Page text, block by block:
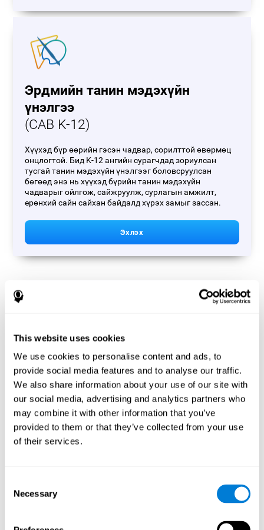
This website uses cookies
We use cookies to personalise content and ads, to
provide social media features and to analyse our traffic.
We also share information about your use of our site with
our social media, advertising and analytics partners who
may combine it with other information that you’ve
provided to them or that they’ve collected from your use
of their services.
Selection
Necessary
Эрдмийн танин мэдэхүйн
үнэлгээ
(CAB K-12)
Хүүхэд бүр өөрийн гэсэн чадвар, сорилттой өвөрмөц
онцлогтой. Бид K-12 ангийн сурагчдад зориулсан
тусгай танин мэдэхүйн үнэлгээг боловсруулсан
бөгөөд энэ нь хүүхэд бүрийн танин мэдэхүйн
чадварыг ойлгож, сайжруулж, сурлагын амжилт,
ерөнхий сайн сайхан байдалд хүрэх замыг зассан.
Эхлэх
Ашигтай харах талбарын тест
Энэхүү тестийг Ашигтай харааны талбайн тест (UFOV)
болон харааны талбайг хэмждэг мэдрэлийн
сэтгэлзүйн туршилтын бусад тестүүдээс гаргаж авсан.
Туршилт нь хүний ​​нүдийг тодорхой цэг дээр
тогтсоноор хүлээн авсан харааны мэдээллийн
хэмжээг үнэлдэг. Энэ нь харааны талбайг нарийн
хэмжих боломжийг танд олгоно.